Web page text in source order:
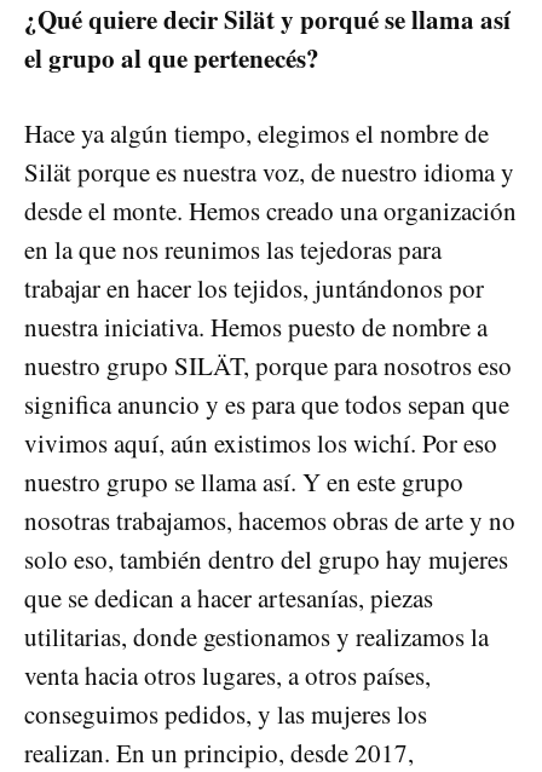
¿Qué quiere decir Silät y porqué se llama así
el grupo al que pertenecés?
Hace ya algún tiempo, elegimos el nombre de
Silät porque es nuestra voz, de nuestro idioma y
desde el monte. Hemos creado una organización
en la que nos reunimos las tejedoras para
trabajar en hacer los tejidos, juntándonos por
nuestra iniciativa. Hemos puesto de nombre a
nuestro grupo SILÄT, porque para nosotros eso
significa anuncio y es para que todos sepan que
vivimos aquí, aún existimos los wichí. Por eso
nuestro grupo se llama así. Y en este grupo
nosotras trabajamos, hacemos obras de arte y no
solo eso, también dentro del grupo hay mujeres
que se dedican a hacer artesanías, piezas
utilitarias, donde gestionamos y realizamos la
venta hacia otros lugares, a otros países,
conseguimos pedidos, y las mujeres los
realizan. En un principio, desde 2017,